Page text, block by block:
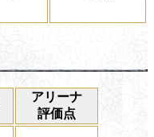
アリーナ
評価点